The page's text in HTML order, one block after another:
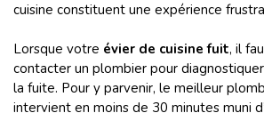
cuisine constituent une expérience
Lorsque votre évier de cuisine fuit, il
contacter un plombier pour
la fuite. Pour y parvenir, le meilleur
intervient en moins de 30 minutes muni